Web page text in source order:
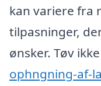
kan variere fra
tilpasninger,
ønsker. Tøv
ophngning-af-